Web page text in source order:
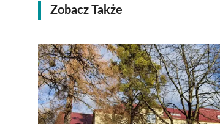
Zobacz Także